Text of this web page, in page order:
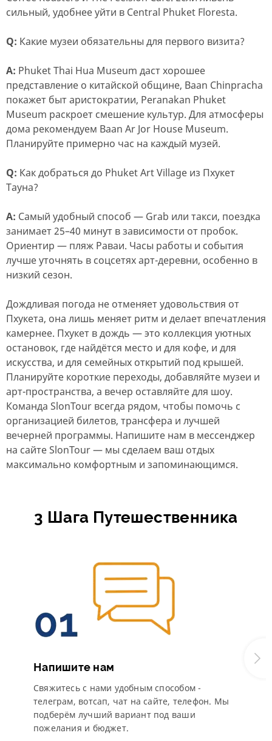
сильный, удобнее уйти в Central Phuket Floresta.
Q: Какие музеи обязательны для первого визита?
A: Phuket Thai Hua Museum даст хорошее
представление о китайской общине, Baan Chinpracha
покажет быт аристократии, Peranakan Phuket
Museum раскроет смешение культур. Для атмосферы
дома рекомендуем Baan Ar Jor House Museum.
Планируйте примерно час на каждый музей.
Q: Как добраться до Phuket Art Village из Пхукет
Тауна?
A: Самый удобный способ — Grab или такси, поездка
занимает 25–40 минут в зависимости от пробок.
Ориентир — пляж Раваи. Часы работы и события
лучше уточнять в соцсетях арт-деревни, особенно в
низкий сезон.
Дождливая погода не отменяет удовольствия от
Пхукета, она лишь меняет ритм и делает впечатления
камернее. Пхукет в дождь — это коллекция уютных
остановок, где найдётся место и для кофе, и для
искусства, и для семейных открытий под крышей.
Планируйте короткие переходы, добавляйте музеи и
арт-пространства, а вечер оставляйте для шоу.
Команда SlonTour всегда рядом, чтобы помочь с
организацией билетов, трансфера и лучшей
вечерней программы. Напишите нам в мессенджер
на сайте SlonTour — мы сделаем ваш отдых
максимально комфортным и запоминающимся.
3 Шага Путешественника
Напишите нам
Свяжитесь с нами удобным способом -
телеграм, вотсап, чат на сайте, телефон. Мы
подберём лучший вариант под ваши
пожелания и бюджет.